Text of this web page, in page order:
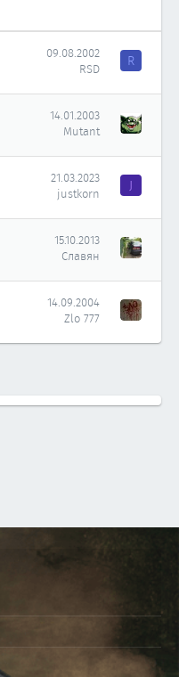
09.08.2002
RSD
R
14.01.2003
Mutant
21.03.2023
justkorn
J
15.10.2013
Славян
14.09.2004
Zlo 777